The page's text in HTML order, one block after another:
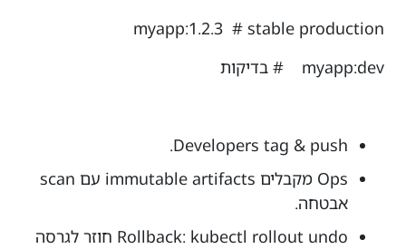
myapp:1.2.3 # stable production
myapp:dev # בדיקות
Developers tag & push.
Ops מקבלים immutable artifacts עם scan
אבטחה.
Rollback: kubectl rollout undo
חוזר לגרסה